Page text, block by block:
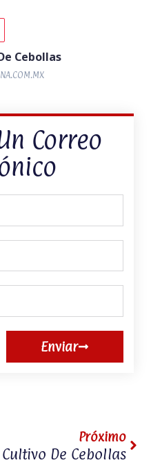
Cebollas
Correo
Enviar
Próximo
Cultivo De Cebollas